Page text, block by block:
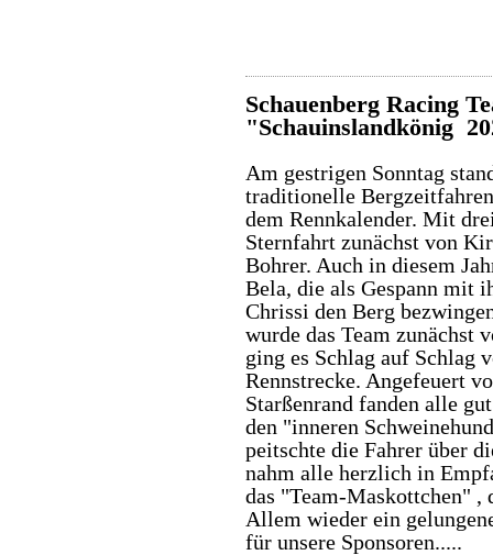
Schauenberg Racing
"Schauinslandkönig
Am gestrigen Sonntag
traditionelle
dem Rennkalender. Mit
Sternfahrt zunächst von
Bohrer. Auch in diesem
Bela, die als Gespann mit
Chrissi den Berg
wurde das Team zunächst
ging es Schlag auf Schlag
Rennstrecke. Angefeuert
Starßenrand fanden alle
den "inneren
peitschte die Fahrer über
nahm alle herzlich in
das "Team-Maskottchen"
Allem wieder ein
für unsere Sponsoren.....